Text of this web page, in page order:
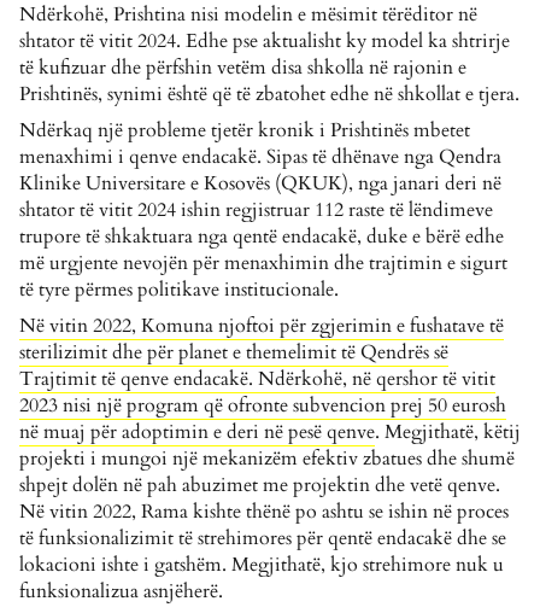
Ndërkohë, Prishtina nisi modelin e mësimit tërëditor në
shtator të vitit 2024. Edhe pse aktualisht ky model ka shtrirje
të kufizuar dhe përfshin vetëm disa shkolla në rajonin e
Prishtinës, synimi është që të zbatohet edhe në shkollat e tjera.
Ndërkaq një probleme tjetër kronik i Prishtinës mbetet
menaxhimi i qenve endacakë. Sipas të dhënave nga Qendra
Klinike Universitare e Kosovës (QKUK), nga janari deri në
shtator të vitit 2024 ishin regjistruar 112 raste të lëndimeve
trupore të shkaktuara nga qentë endacakë, duke e bërë edhe
më urgjente nevojën për menaxhimin dhe trajtimin e sigurt
të tyre përmes politikave institucionale.
Në vitin 2022, Komuna njoftoi për zgjerimin e fushatave të
sterilizimit dhe për planet e themelimit të Qendrës së
Trajtimit të qenve endacakë. Ndërkohë, në qershor të vitit
2023 nisi një program që ofronte subvencion prej 50 eurosh
në muaj për adoptimin e deri në pesë qenve. Megjithatë, këtij
projekti i mungoi një mekanizëm efektiv zbatues dhe shumë
shpejt dolën në pah abuzimet me projektin dhe vetë qenve.
Në vitin 2022, Rama kishte thënë po ashtu se ishin në proces
të funksionalizimit të strehimores për qentë endacakë dhe se
lokacioni ishte i gatshëm. Megjithatë, kjo strehimore nuk u
funksionalizua asnjëherë.